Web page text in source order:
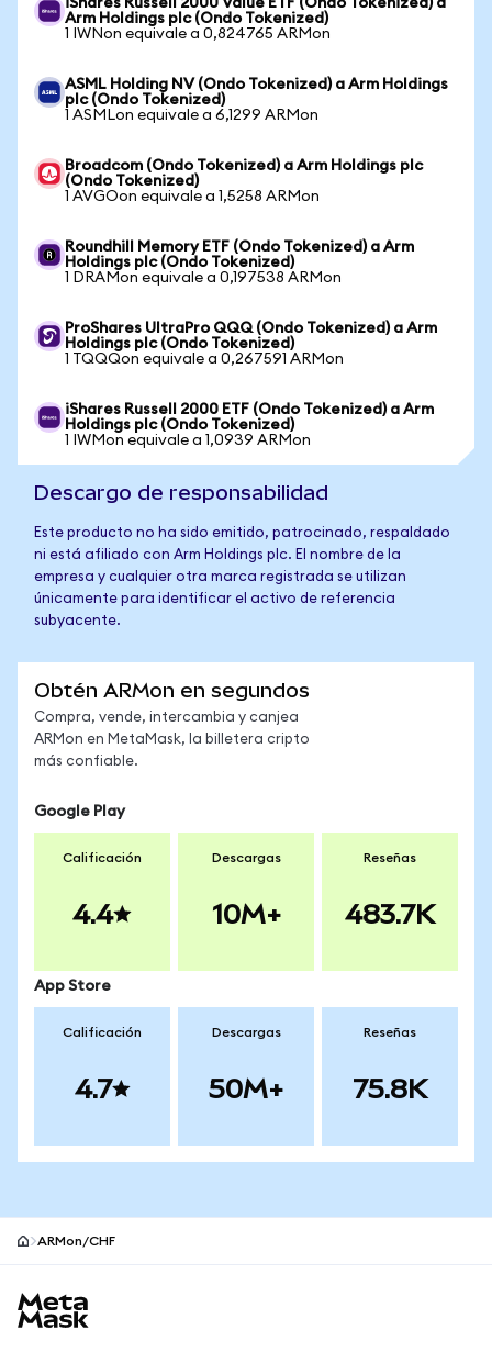
iShares Russell 2000 Value ETF (Ondo Tokenized) a
Arm Holdings plc (Ondo Tokenized)
1 IWNon equivale a 0,824765 ARMon
ASML Holding NV (Ondo Tokenized) a Arm Holdings
plc (Ondo Tokenized)
1 ASMLon equivale a 6,1299 ARMon
Broadcom (Ondo Tokenized) a Arm Holdings plc
(Ondo Tokenized)
1 AVGOon equivale a 1,5258 ARMon
Roundhill Memory ETF (Ondo Tokenized) a Arm
Holdings plc (Ondo Tokenized)
1 DRAMon equivale a 0,197538 ARMon
ProShares UltraPro QQQ (Ondo Tokenized) a Arm
Holdings plc (Ondo Tokenized)
1 TQQQon equivale a 0,267591 ARMon
iShares Russell 2000 ETF (Ondo Tokenized) a Arm
Holdings plc (Ondo Tokenized)
1 IWMon equivale a 1,0939 ARMon
Descargo de responsabilidad
Este producto no ha sido emitido, patrocinado, respaldado
ni está afiliado con Arm Holdings plc. El nombre de la
empresa y cualquier otra marca registrada se utilizan
únicamente para identificar el activo de referencia
subyacente.
Obtén ARMon en segundos
Compra, vende, intercambia y canjea
ARMon en MetaMask, la billetera cripto
más confiable.
Google Play
Calificación
4.4
Descargas
10M+
Reseñas
483.7K
App Store
Calificación
4.7
Descargas
50M+
Reseñas
75.8K
ARMon/CHF